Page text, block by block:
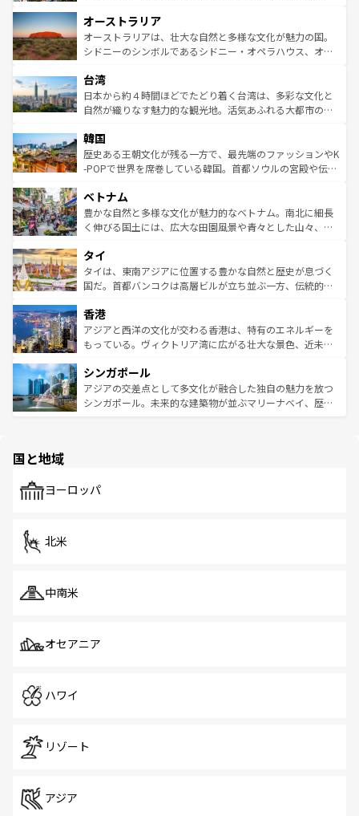
部のニューオーリンズでは、音楽と美食が融合した独特の
文化が魅力。旅行者はアメリカの各地域で異なる魅力を楽
しみながら、その多様性と豊かな歴史を感じることができ
ならではの贅沢な旅のスタイルだ。 なお、新着のアメリカ
情報はコンテンツ一覧を参照してほしい。
ワイ島は見逃せない。また、定番の観光地といえばオアフ
島だが、静かな自然を求めるならマウイ島やカウアイ島が
おすすめ。エメラルドグリーンに輝く海をはじめ、豊かな
れるおもてなしの心で訪れる人々を迎えてくれるハワイの
人々、おいしいローカルフードやハワイアンミュージッ
ク、伝統的なフラダンスなど、すべてがハワイの魅力を彩
ワイを、存分に味わってほしい。 なお、新着のハワイ情報
はコンテンツ一覧を参照してほしい。
オーストラリア
オーストラリアは、壮大な自然と多様な文化が魅力の国。
シドニーのシンボルであるシドニー・オペラハウス、オー
リアリーフや大陸中央部にそびえるウルル（エアーズロッ
ク）、タスマニアの美しい原生林やケアンズの熱帯雨林な
ど、見どころがたくさん。また、カフェやワイン、オージ
いる。アクティビティも充実しており、サーフィンやダイ
ビング、ハイキングなど、アウトドア好きにはたまらな
い。オーストラリアの多彩な魅力を存分に味わいつくそ
参照してほしい。
台湾
日本から約４時間ほどでたどり着く台湾は、多彩な文化と
自然が織りなす魅力的な観光地。活気あふれる大都市の台
ン）、静ひつな山岳地帯である台湾東部など、都市の喧騒
と山間の静けさが共存しており、訪れる人に新しい発見と
驚きをもたらしてくれる。また、奥深い台湾の食文化も魅
容にもいいと評判のスイーツなど、バラエティ豊かな料理
が味わえる。 なお、新着の台湾情報は コンテンツ一覧を参
照してほしい。
韓国
歴史ある王朝文化が残る一方で、最先端のファッションやK
-POPで世界を席巻している韓国。首都ソウルの宮殿や伝統
き、地方に足を延ばせば四季折々の自然美を楽しむことが
できる。そして、キムチや焼肉、絶品のストリートフード
まで、さまざまな韓国料理が待っている。夜には、韓国な
リティに包まれながら、韓国の多彩な魅力を心ゆくまで味
わってみてほしい。 なお、新着の韓国情報はコンテンツ一
覧を参照してほしい。
ベトナム
豊かな自然と多様な文化が魅力的なベトナム。南北に細長
く伸びる国土には、広大な田園風景や青々とした山々、世
急速な発展と共に伝統が息づく。ハノイの古い町並みやホ
ーチミン市のフランス統治時代の建物も、独特の雰囲気を
醸し出している。また、バラエティの豊かさとおいしさで
とつ。フォーやバインミー、ベトナムコーヒーなどは、ぜ
ひ現地で味わいたい。どの地域を訪れてもあたたかい人々
が旅行者を迎えてくれるので、きっと忘れられない旅にな
参照してほしい。
タイ
タイは、東南アジアに位置する豊かな自然と歴史が息づく
国だ。首都バンコクは高層ビルが立ち並ぶ一方、伝統的な
の活気が交差している。北部ではチェンマイなどの山岳地
帯で自然と触れ合い、南部ではプーケットやクラビの美し
いビーチでリゾート気分を楽しむことができる。タイ料理
激する。気候は一年中温暖で、どの季節にも異なる楽しみ
が待っている。親しみやすいタイの人々、仏教を中心とし
た文化、そして多様な観光資源が、訪れる旅人を魅了し続
香港
アジアと西洋の文化が交わる香港は、特有のエネルギーを
もっている。ヴィクトリア湾に広がる壮大な景色、近未来
み、どこを訪れても感動するはず。観光スポットが密集し
ており、効率よく見どころを回れるのも魅力。息をのむよ
うな絶景から文化的な体験まで、香港を存分に楽しみ尽く
シンガポール
アジアの交差点として多文化が融合した独自の魅力を放つ
シンガポール。未来的な建築物が並ぶマリーナベイ、歴史
で、ホーカーズは地元の風情を楽しめる外せないスポット
国と地域
ヨーロッパ
北米
中南米
オセアニア
ハワイ
リゾート
アジア